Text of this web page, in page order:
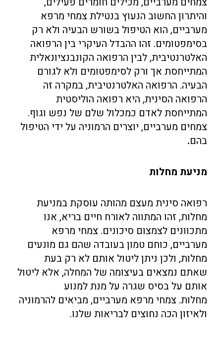
והיתרון החשוב הנעוץ בנטילת צמחי מרפא
מערביים, הוא הטיפול בשורש הבעיה ולא רק
בסימפטומים. זהו ההבדל העיקרי בין הרפואה
האלטרנטיבית, לבין הרפואה הקונבנציונאלית
המתייחסת אך ורק לסימפטומים ולא לגורם
הבעיה. הרפואה האלטרנטיבית, במקרה זה
הרפואה הסינית, היא רפואה הוליסטית
המתייחסת לאדם כמכלול שלם של נפש וגוף.
צמחים מערביים, יוצרים הרמוניה על ידי הטיפול
בהם.
מניעת מחלות
רפואה סינית מעצם מהותה עוסקת במניעת
מחלות, זהו המתווה לאורח חיים בריא, אנו
מתכוונים לצמצום סיכונים. צמחי מרפא
מערביים, כוחם טמון בעובדה שהם גם מונעים
מחלות, ולכן ניתן ליטול אותם לא רק בעת
שאתם נמצאים בעיצומה של המחלה, אלא ליטול
אותם על בסיס שגרה על מנת למנוע
מחלות. צמחי מרפא מערביים, מביאים להרמוניה
ולאיזון הכה נחוצים לבריאות שלנו.